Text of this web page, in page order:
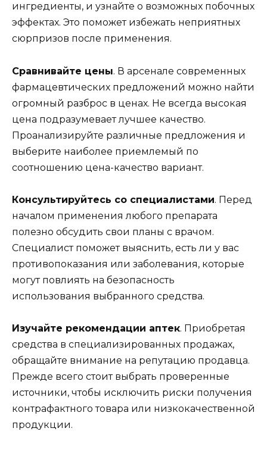
ингредиенты, и узнайте о возможных побочных
эффектах. Это поможет избежать неприятных
сюрпризов после применения.
Сравнивайте цены. В арсенале современных
фармацевтических предложений можно найти
огромный разброс в ценах. Не всегда высокая
цена подразумевает лучшее качество.
Проанализируйте различные предложения и
выберите наиболее приемлемый по
соотношению цена-качество вариант.
Консультируйтесь со специалистами. Перед
началом применения любого препарата
полезно обсудить свои планы с врачом.
Специалист поможет выяснить, есть ли у вас
противопоказания или заболевания, которые
могут повлиять на безопасность
использования выбранного средства.
Изучайте рекомендации аптек. Приобретая
средства в специализированных продажах,
обращайте внимание на репутацию продавца.
Прежде всего стоит выбрать проверенные
источники, чтобы исключить риски получения
контрафактного товара или низкокачественной
продукции.